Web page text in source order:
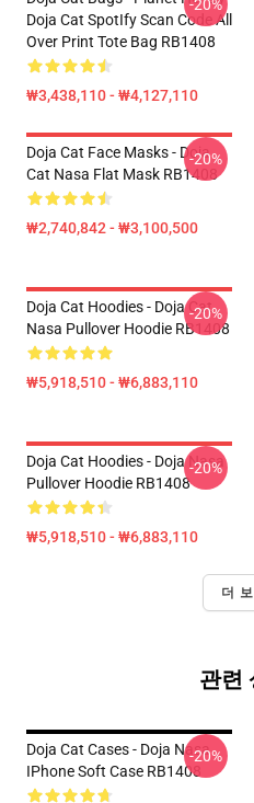
Doja Cat SpotIfy Scan Code All
Over Print Tote Bag RB1408
₩3,438,110 - ₩4,127,110
-20%
Doja Cat Face Masks - Doja
Cat Nasa Flat Mask RB1408
₩2,740,842 - ₩3,100,500
-20%
Doja Cat Hoodies - Doja Cat
Nasa Pullover Hoodie RB1408
₩5,918,510 - ₩6,883,110
-20%
Doja Cat Hoodies - Doja Nasa
Pullover Hoodie RB1408
₩5,918,510 - ₩6,883,110
-20%
더 보
관련
Doja Cat Cases - Doja Nasa
IPhone Soft Case RB1408
-20%